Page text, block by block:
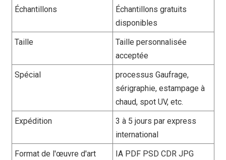
Échantillons
Échantillons gratuits
disponibles
Taille
Taille personnalisée
acceptée
Spécial
processus Gaufrage,
sérigraphie, estampage à
chaud, spot UV, etc.
Expédition
3 à 5 jours par express
international
Format de l'œuvre d'art
IA PDF PSD CDR JPG